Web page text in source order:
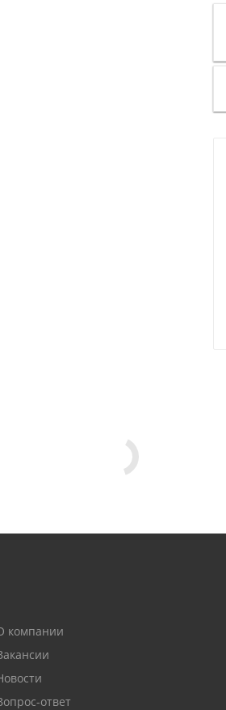
компании
ответ